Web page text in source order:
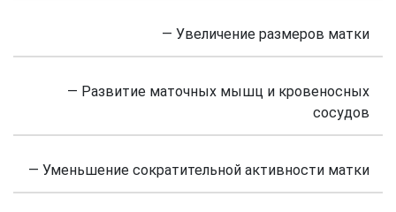
— Увеличение размеров матки
— Развитие маточных мышц и кровеносных
сосудов
— Уменьшение сократительной активности матки